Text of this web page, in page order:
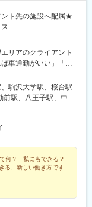
ターなど医療スタッ
バランスを鑑みて、改
ていただきます。
格交渉や医療従事者
す。先輩社員が丁寧
です。
務となりますが、同
め、不安はすぐに解
ト先の施設へ配属★
リアのクライアント
車通勤がいい」「未
等ご相談ください！
北海道、岩手※、宮
＞首都圏／東京、神
歌山、奈良※＜7＞中
※、長崎※、大分※、鹿
アは経験者のみ採用中
転居希望者向けの
、半年ほど地元勤務
移住支援制度（費用
込めます！
駒沢大学駅、桜台駅
前駅、八王子駅、中野
山駅(福島県)、愛子
高崎駅、東武宇都宮
、久喜駅、浜野駅、
駅、古淵駅、高座渋
央駅、越後赤塚駅、
駅、東静岡駅、桜橋
名鉄名古屋駅、小野駅
て何？ 私にもできる？
る、新しい働き方です